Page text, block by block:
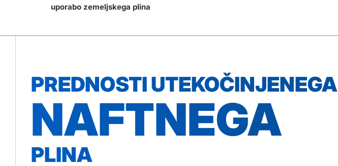
uporabo zemeljskega plina
PREDNOSTI UTEKOČINJENEGA
NAFTNEGA
PLINA